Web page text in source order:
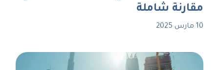
مقارنة شاملة
10 مارس 2025